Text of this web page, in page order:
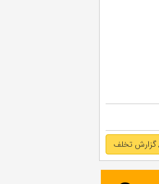
گزارش تخلف